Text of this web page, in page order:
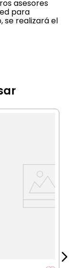
asesores
para
se realizará el